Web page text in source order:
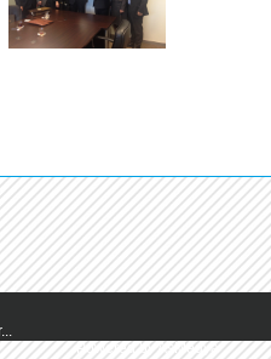
Powered by AsMedya